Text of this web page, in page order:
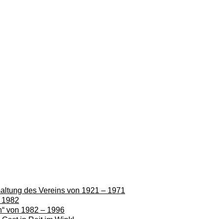
des Vereins von 1921 – 1971
von 1982 – 1996